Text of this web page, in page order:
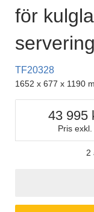
för
TF20328
1652 x 677 x 1190
Pris exkl.
43 995
2